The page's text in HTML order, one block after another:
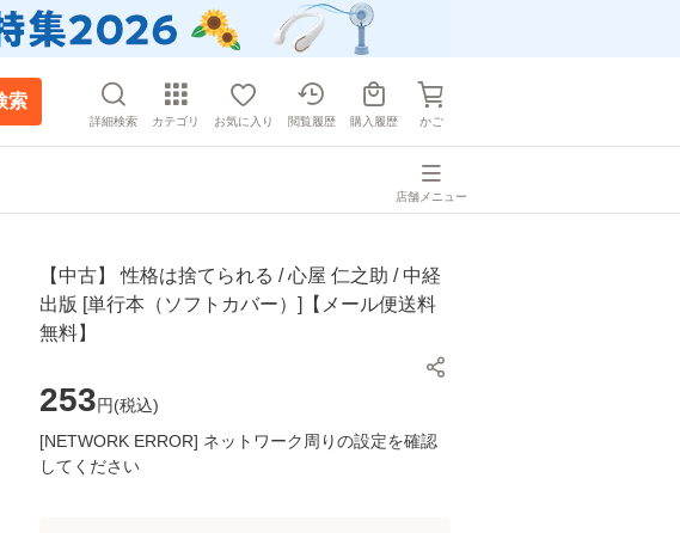
索
詳細検索 カテゴリ お気に入り 閲覧履歴 購入履歴 かご
店舗メニュー
【中古】 性格は捨てられる / 心屋 仁之助 / 中経
出版 [単行本（ソフトカバー）]【メール便送料
無料】
253円(税込)
[NETWORK ERROR] ネットワーク周りの設定を確認
してください